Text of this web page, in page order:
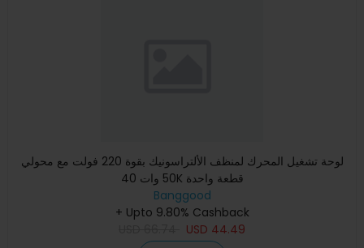
لوحة تشغيل المحرك لمنظف الألتراسونيك بقوة 220 فولت مع محولي
50 وات 40K قطعة واحدة
Banggood
+ Upto 9.80% Cashback
USD 44.49